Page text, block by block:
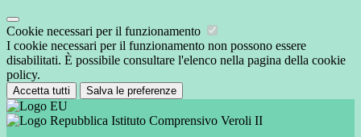
Cookie necessari per il funzionamento
I cookie necessari per il funzionamento non possono essere
disabilitati. È possibile consultare l'elenco nella pagina della cookie
policy.
Accetta tutti Salva le preferenze
Istituto Comprensivo Veroli II